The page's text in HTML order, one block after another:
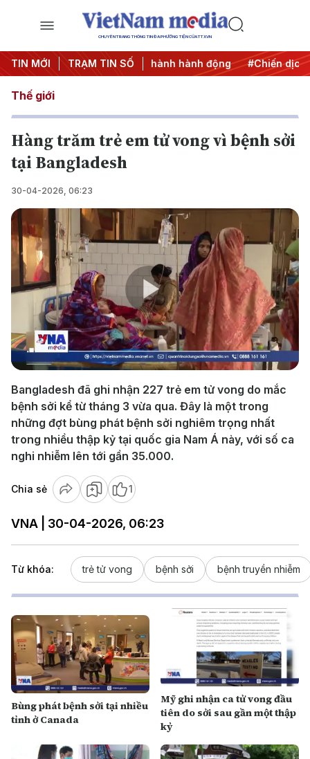
CHUYÊN TRANG THÔNG TIN ĐA PHƯƠNG TIỆN CỦA TTXVN
TIN MỚI TRẠM TIN SỐ
#Đưa Nghị quyết thành hành động #Chiến dịch 500
Thế giới
Hàng trăm trẻ em tử vong vì bệnh sởi
tại Bangladesh
30-04-2026, 06:23
Play
Video
Bangladesh đã ghi nhận 227 trẻ em tử vong do mắc
bệnh sởi kể từ tháng 3 vừa qua. Đây là một trong
những đợt bùng phát bệnh sởi nghiêm trọng nhất
trong nhiều thập kỷ tại quốc gia Nam Á này, với số ca
nghi nhiễm lên tới gần 35.000.
Chia sẻ 1
VNA | 30-04-2026, 06:23
Từ khóa: trẻ tử vong bệnh sởi bệnh truyền nhiễm
Bùng phát bệnh sởi tại nhiều
tỉnh ở Canada
Mỹ ghi nhận ca tử vong đầu
tiên do sởi sau gần một thập
kỷ